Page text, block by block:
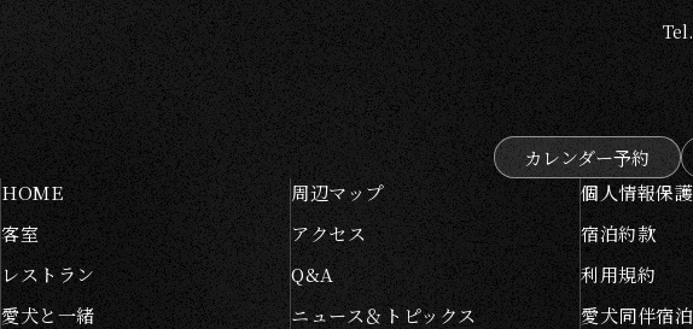
Tel.
カレンダー予約
HOME
客室
レストラン
愛犬と一緒
周辺マップ
アクセス
Q&A
ニュース＆トピックス
個人情報保
宿泊約款
利用規約
愛犬同伴宿